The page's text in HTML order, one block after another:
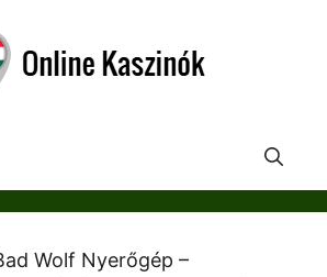
Wolf Nyerőgép –